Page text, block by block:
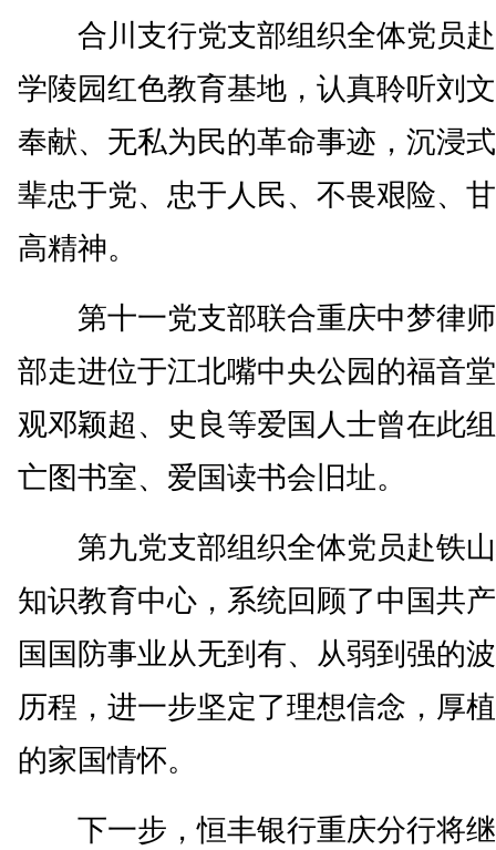
合川支行党支部组织全体党员赴
学陵园红色教育基地，认真聆听刘
奉献、无私为民的革命事迹，沉浸
辈忠于党、忠于人民、不畏艰险、
高精神。
第十一党支部联合重庆中梦律师
部走进位于江北嘴中央公园的福音
观邓颖超、史良等爱国人士曾在此
亡图书室、爱国读书会旧址。
第九党支部组织全体党员赴铁山
知识教育中心，系统回顾了中国共
国国防事业从无到有、从弱到强的
历程，进一步坚定了理想信念，厚
的家国情怀。
下一步，恒丰银行重庆分行将继